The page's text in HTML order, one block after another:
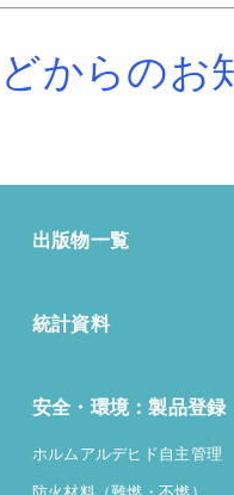
どからの
出版物一覧
統計資料
安全・環境：製品登録
ホルムアルデヒド自主管理